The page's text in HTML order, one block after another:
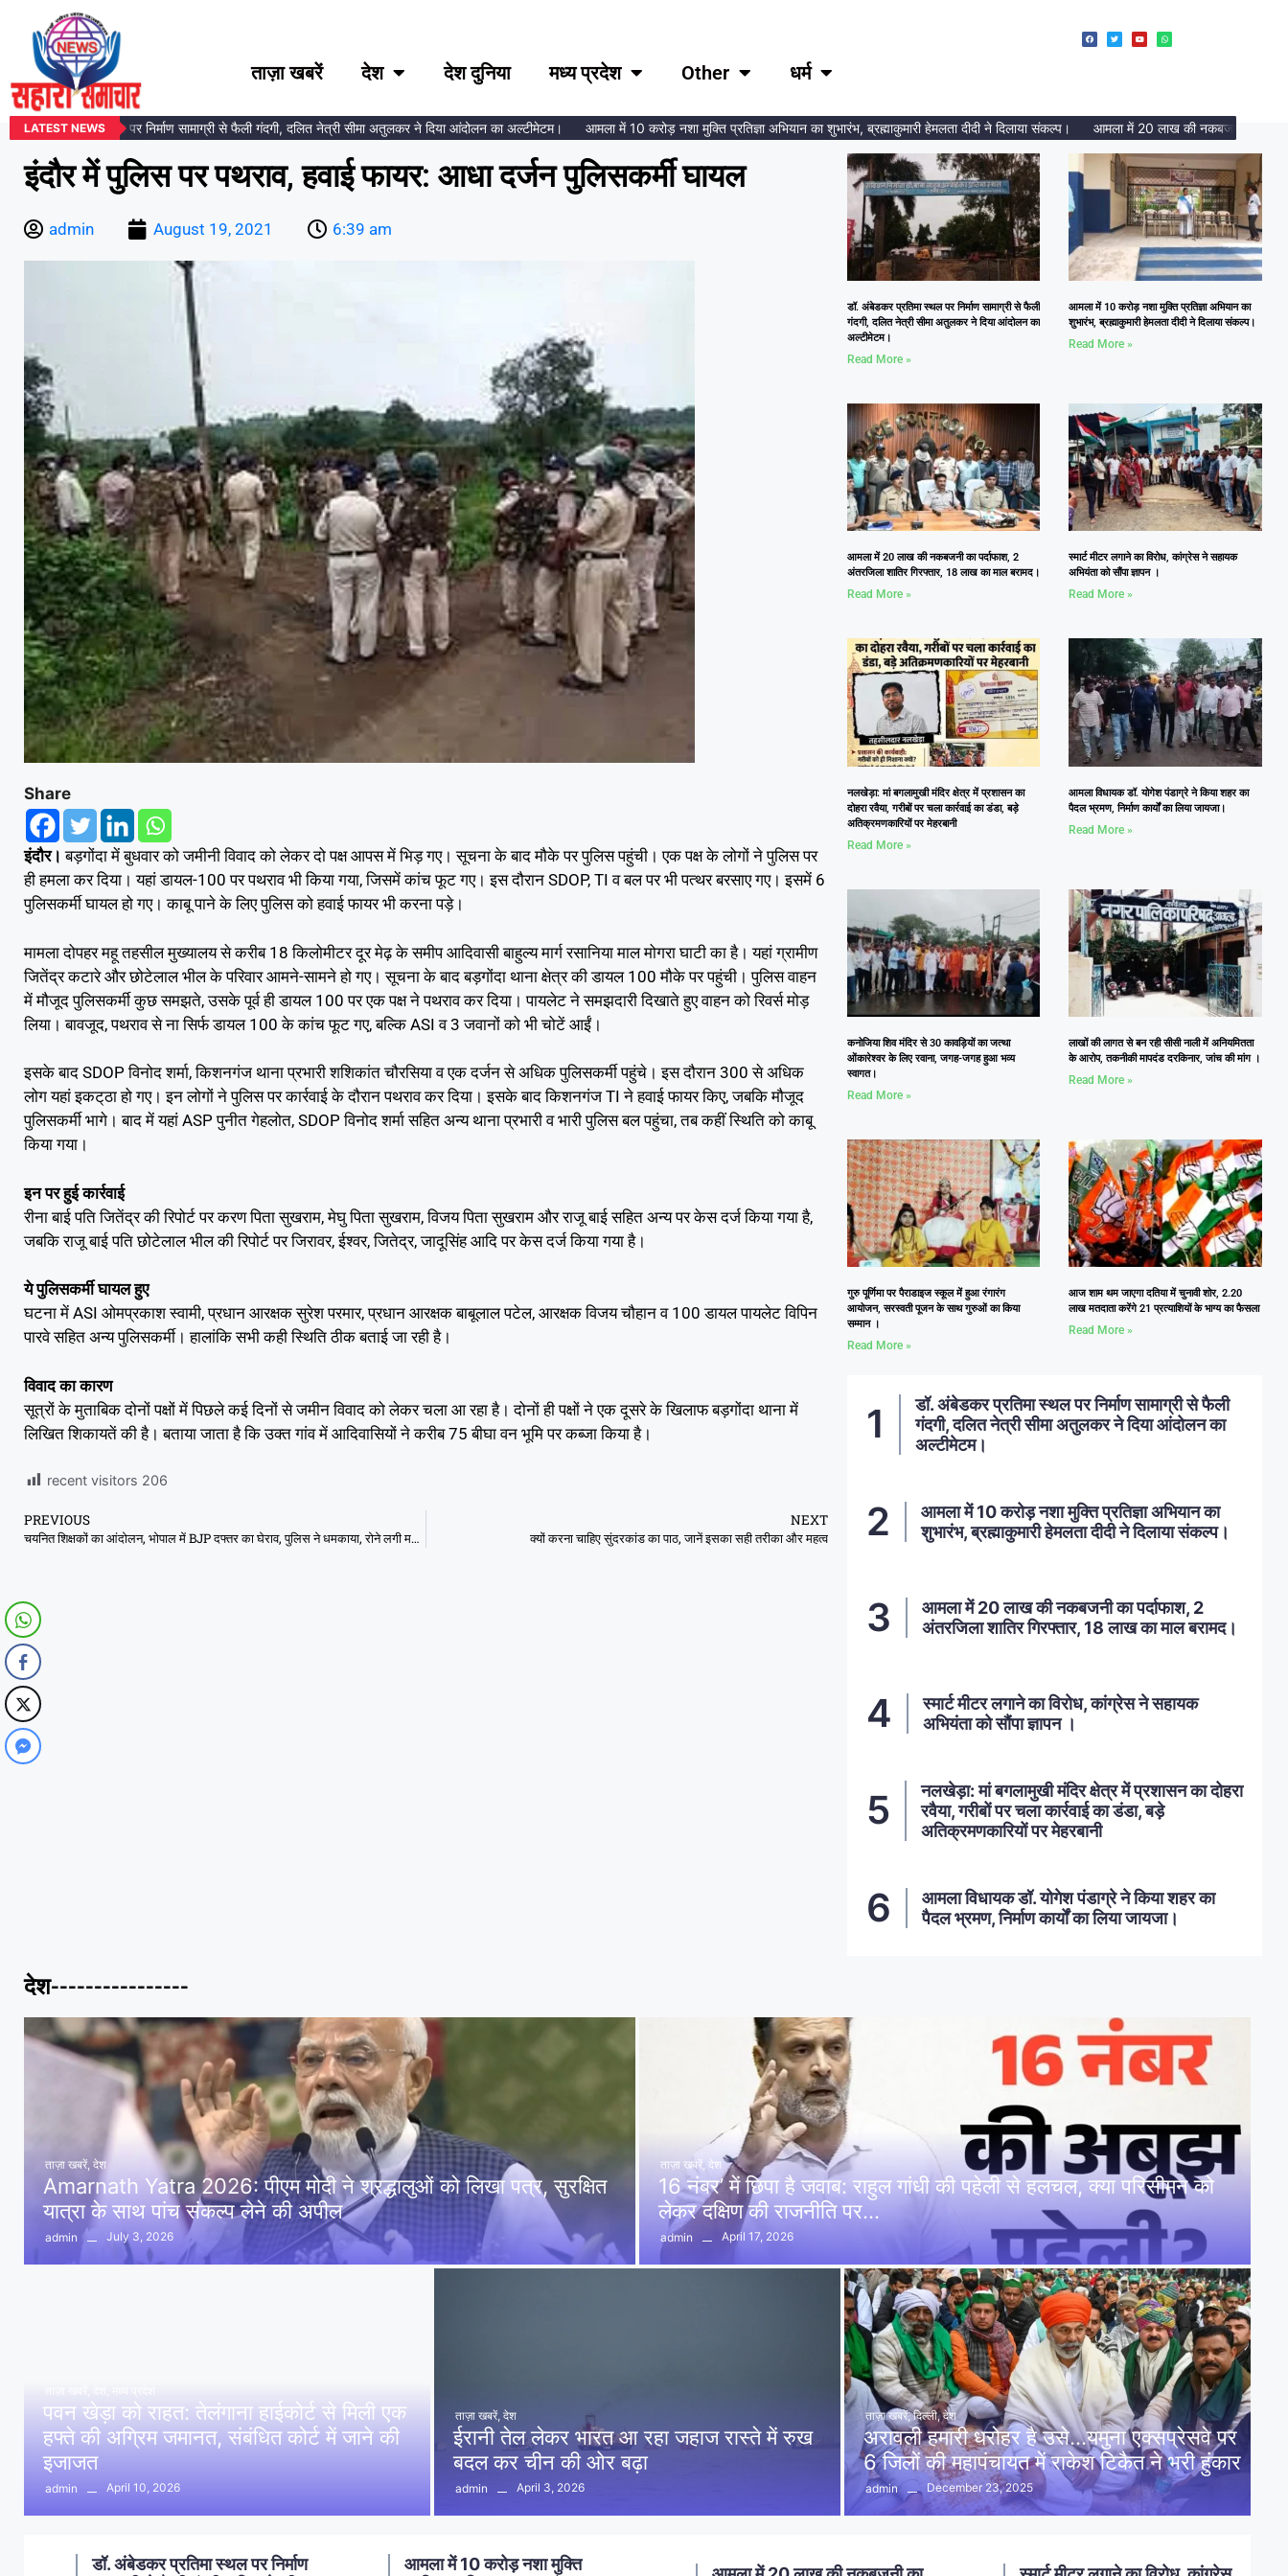
ताज़ा खबरें देश देश दुनिया मध्य प्रदेश Other धर्म
LATEST NEWS
प्रतिमा स्थल पर निर्माण सामाग्री से फैली गंदगी, दलित नेत्री सीमा अतुलकर ने दिया आंदोलन का अल्टीमेटम। आमला में 10 करोड़ नशा मुक्ति प्रतिज्ञा अभियान का शुभारंभ, ब्रह्माकुमारी हेमलता दीदी ने दिलाया संकल्प। आमला में 20 लाख की नकबजनी का पर्दाफाश,
इंदौर में पुलिस पर पथराव, हवाई फायर: आधा दर्जन पुलिसकर्मी घायल
admin August 19, 2021 6:39 am
Share
इंदौर। बड़गोंदा में बुधवार को जमीनी विवाद को लेकर दो पक्ष आपस में भिड़ गए। सूचना के बाद मौके पर पुलिस पहुंची। एक पक्ष के लोगों ने पुलिस पर
ही हमला कर दिया। यहां डायल-100 पर पथराव भी किया गया, जिसमें कांच फूट गए। इस दौरान SDOP, TI व बल पर भी पत्थर बरसाए गए। इसमें 6
पुलिसकर्मी घायल हो गए। काबू पाने के लिए पुलिस को हवाई फायर भी करना पड़े।
मामला दोपहर महू तहसील मुख्यालय से करीब 18 किलोमीटर दूर मेढ़ के समीप आदिवासी बाहुल्य मार्ग रसानिया माल मोगरा घाटी का है। यहां ग्रामीण
जितेंद्र कटारे और छोटेलाल भील के परिवार आमने-सामने हो गए। सूचना के बाद बड़गोंदा थाना क्षेत्र की डायल 100 मौके पर पहुंची। पुलिस वाहन
में मौजूद पुलिसकर्मी कुछ समझते, उसके पूर्व ही डायल 100 पर एक पक्ष ने पथराव कर दिया। पायलेट ने समझदारी दिखाते हुए वाहन को रिवर्स मोड़
लिया। बावजूद, पथराव से ना सिर्फ डायल 100 के कांच फूट गए, बल्कि ASI व 3 जवानों को भी चोटें आईं।
इसके बाद SDOP विनोद शर्मा, किशनगंज थाना प्रभारी शशिकांत चौरसिया व एक दर्जन से अधिक पुलिसकर्मी पहुंचे। इस दौरान 300 से अधिक
लोग यहां इकट्‌ठा हो गए। इन लोगों ने पुलिस पर कार्रवाई के दौरान पथराव कर दिया। इसके बाद किशनगंज TI ने हवाई फायर किए, जबकि मौजूद
पुलिसकर्मी भागे। बाद में यहां ASP पुनीत गेहलोत, SDOP विनोद शर्मा सहित अन्य थाना प्रभारी व भारी पुलिस बल पहुंचा, तब कहीं स्थिति को काबू
किया गया।
इन पर हुई कार्रवाई
रीना बाई पति जितेंद्र की रिपोर्ट पर करण पिता सुखराम, मेघु पिता सुखराम, विजय पिता सुखराम और राजू बाई सहित अन्य पर केस दर्ज किया गया है,
जबकि राजू बाई पति छोटेलाल भील की रिपोर्ट पर जिरावर, ईश्वर, जितेद्र, जादूसिंह आदि पर केस दर्ज किया गया है।
ये पुलिसकर्मी घायल हुए
घटना में ASI ओमप्रकाश स्वामी, प्रधान आरक्षक सुरेश परमार, प्रधान आरक्षक बाबूलाल पटेल, आरक्षक विजय चौहान व 100 डायल पायलेट विपिन
पारवे सहित अन्य पुलिसकर्मी। हालांकि सभी कही स्थिति ठीक बताई जा रही है।
विवाद का कारण
सूत्रों के मुताबिक दोनों पक्षों में पिछले कई दिनों से जमीन विवाद को लेकर चला आ रहा है। दोनों ही पक्षों ने एक दूसरे के खिलाफ बड़गोंदा थाना में
लिखित शिकायतें की है। बताया जाता है कि उक्त गांव में आदिवासियों ने करीब 75 बीघा वन भूमि पर कब्जा किया है।
recent visitors 206
PREVIOUS
चयनित शिक्षकों का आंदोलन, भोपाल में BJP दफ्तर का घेराव, पुलिस ने धमकाया, रोने लगी महिलाएं
NEXT
क्यों करना चाहिए सुंदरकांड का पाठ, जानें इसका सही तरीका और महत्व
डॉ. अंबेडकर प्रतिमा स्थल पर निर्माण सामाग्री से फैली
गंदगी, दलित नेत्री सीमा अतुलकर ने दिया आंदोलन का
अल्टीमेटम।
Read More »
आमला में 10 करोड़ नशा मुक्ति प्रतिज्ञा अभियान का
शुभारंभ, ब्रह्माकुमारी हेमलता दीदी ने दिलाया संकल्प।
Read More »
आमला में 20 लाख की नकबजनी का पर्दाफाश, 2
अंतरजिला शातिर गिरफ्तार, 18 लाख का माल बरामद।
Read More »
स्मार्ट मीटर लगाने का विरोध, कांग्रेस ने सहायक
अभियंता को सौंपा ज्ञापन ।
Read More »
नलखेड़ा: मां बगलामुखी मंदिर क्षेत्र में प्रशासन का
दोहरा रवैया, गरीबों पर चला कार्रवाई का डंडा, बड़े
अतिक्रमणकारियों पर मेहरबानी
Read More »
आमला विधायक डॉ. योगेश पंडाग्रे ने किया शहर का
पैदल भ्रमण, निर्माण कार्यों का लिया जायजा।
Read More »
कनोजिया शिव मंदिर से 30 कावड़ियों का जत्था
ओंकारेश्वर के लिए रवाना, जगह-जगह हुआ भव्य
स्वागत।
Read More »
लाखों की लागत से बन रही सीसी नाली में अनियमितता
के आरोप, तकनीकी मापदंड दरकिनार, जांच की मांग ।
Read More »
गुरु पूर्णिमा पर पैराडाइज स्कूल में हुआ रंगारंग
आयोजन, सरस्वती पूजन के साथ गुरुओं का किया
सम्मान ।
Read More »
आज शाम थम जाएगा दतिया में चुनावी शोर, 2.20
लाख मतदाता करेंगे 21 प्रत्याशियों के भाग्य का फैसला
Read More »
डॉ. अंबेडकर प्रतिमा स्थल पर निर्माण सामाग्री से फैली
गंदगी, दलित नेत्री सीमा अतुलकर ने दिया आंदोलन का
अल्टीमेटम।
आमला में 10 करोड़ नशा मुक्ति प्रतिज्ञा अभियान का
शुभारंभ, ब्रह्माकुमारी हेमलता दीदी ने दिलाया संकल्प।
आमला में 20 लाख की नकबजनी का पर्दाफाश, 2
अंतरजिला शातिर गिरफ्तार, 18 लाख का माल बरामद।
स्मार्ट मीटर लगाने का विरोध, कांग्रेस ने सहायक
अभियंता को सौंपा ज्ञापन ।
नलखेड़ा: मां बगलामुखी मंदिर क्षेत्र में प्रशासन का दोहरा
रवैया, गरीबों पर चला कार्रवाई का डंडा, बड़े
अतिक्रमणकारियों पर मेहरबानी
आमला विधायक डॉ. योगेश पंडाग्रे ने किया शहर का
पैदल भ्रमण, निर्माण कार्यों का लिया जायजा।
देश----------------
ताज़ा खबरें देश
Amarnath Yatra 2026: पीएम मोदी ने श्रद्धालुओं को लिखा पत्र, सुरक्षित
यात्रा के साथ पांच संकल्प लेने की अपील
admin July 3, 2026
ताज़ा खबरें देश
16 नंबर’ में छिपा है जवाब: राहुल गांधी की पहेली से हलचल, क्या परिसीमन को
लेकर दक्षिण की राजनीति पर…
admin April 17, 2026
पवन खेड़ा को राहत: तेलंगाना हाईकोर्ट से मिली एक
हफ्ते की अग्रिम जमानत, संबंधित कोर्ट में जाने की
इजाजत
admin April 10, 2026
ताज़ा खबरें, देश
ईरानी तेल लेकर भारत आ रहा जहाज रास्ते में रुख
बदल कर चीन की ओर बढ़ा
admin April 3, 2026
ताज़ा खबरें, दिल्ली, देश
अरावली हमारी धरोहर है उसे…यमुना एक्सप्रेसवे पर
6 जिलों की महापंचायत में राकेश टिकैत ने भरी हुंकार
admin December 23, 2025
आमला में 10 करोड़ नशा मुक्ति
नलखेड़ा: मां बगलामुखी मंदिर क्षेत्र में